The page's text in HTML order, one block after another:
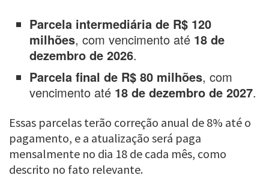
Parcela intermediária de R$ 120
milhões, com vencimento até 18 de
dezembro de 2026.
Parcela final de R$ 80 milhões, com
vencimento até 18 de dezembro de 2027.
Essas parcelas terão correção anual de 8% até o
pagamento, e a atualização será paga
mensalmente no dia 18 de cada mês, como
descrito no fato relevante.